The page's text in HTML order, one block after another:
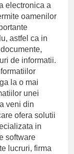
sa ne
electronica a
oamenilor
astfel ca in
de informatii.
la o mai
unei
veni din
ofera solutii
in
software
lucruri, firma